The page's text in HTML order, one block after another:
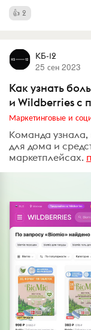
2
КБ-12
25 сен 2023
Как узнать
и Wildberries с
Маркетинговые и
Команда
для дома и
маркетплейсах.